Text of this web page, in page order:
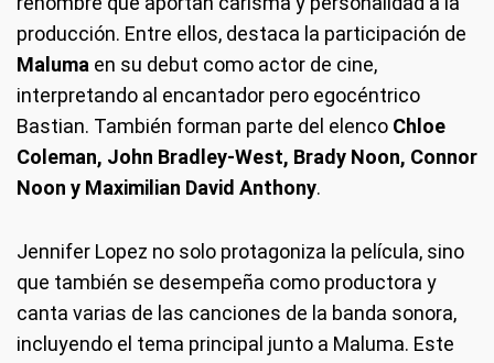
producción. Entre ellos, destaca la participación de
Maluma en su debut como actor de cine,
interpretando al encantador pero egocéntrico
Bastian. También forman parte del elenco Chloe
Coleman, John Bradley-West, Brady Noon, Connor
Noon y Maximilian David Anthony.
Jennifer Lopez no solo protagoniza la película, sino
que también se desempeña como productora y
canta varias de las canciones de la banda sonora,
incluyendo el tema principal junto a Maluma. Este